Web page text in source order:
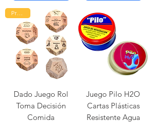
Promo!
Dado Juego Rol
Toma Decisión
Comida
Juego Pilo H2O
Cartas Plásticas
Resistente Agua